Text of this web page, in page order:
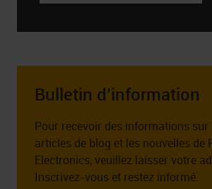
Bulletin d’information
Pour recevoir des informations sur
articles de blog et les nouvelles de
Electronics, veuillez laisser votre
Inscrivez-vous et restez informé.